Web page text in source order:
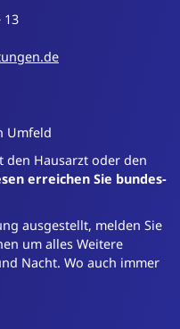
13
Umfeld
den Hausarzt oder den
erreichen Sie bundes­
ausgestellt, melden Sie
um alles Weitere
Nacht. Wo auch immer